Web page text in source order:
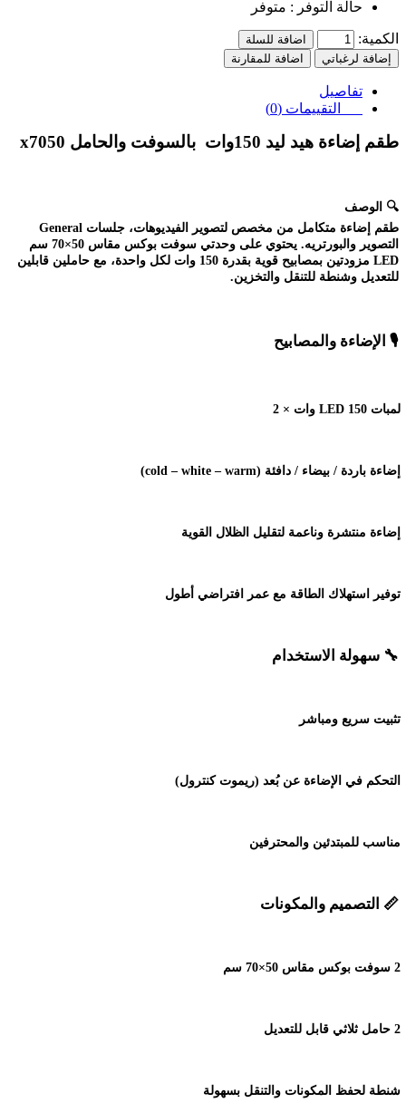
حالة التوفر : متوفر
الكمية:
اضافة للسلة
إضافة لرغباتي
اضافة للمقارنة
تفاصيل
التقييمات (0)
طقم إضاءة هيد ليد 150وات بالسوفت والحامل 50 x70
🔍 الوصف
طقم إضاءة متكامل من مخصص لتصوير الفيديوهات، جلسات
التصوير والبورتريه. يحتوي على وحدتي سوفت بوكس مقاس 50×70 سم
مزودتين بمصابيح LED
قوية بقدرة 150 وات لكل واحدة، مع حاملين قابلين
للتعديل وشنطة للتنقل والتخزين.
🎙️ الإضاءة والمصابيح
لمبات وات × 2
إضاءة باردة / بيضاء / دافئة (cold – white – warm)
إضاءة منتشرة وناعمة لتقليل الظلال القوية
توفير استهلاك الطاقة مع عمر افتراضي أطول
🔧 سهولة الاستخدام
تثبيت سريع ومباشر
التحكم في الإضاءة عن بُعد (ريموت كنترول)
مناسب للمبتدئين والمحترفين
📏 التصميم والمكونات
2 سوفت بوكس مقاس 50×70 سم
2 حامل ثلاثي قابل للتعديل
شنطة لحفظ المكونات والتنقل بسهولة